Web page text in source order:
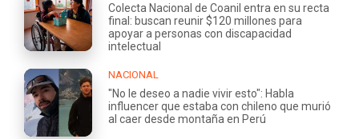
Colecta Nacional de Coanil entra en su recta
final: buscan reunir $120 millones para
apoyar a personas con discapacidad
intelectual
NACIONAL
"No le deseo a nadie vivir esto": Habla
influencer que estaba con chileno que murió
al caer desde montaña en Perú